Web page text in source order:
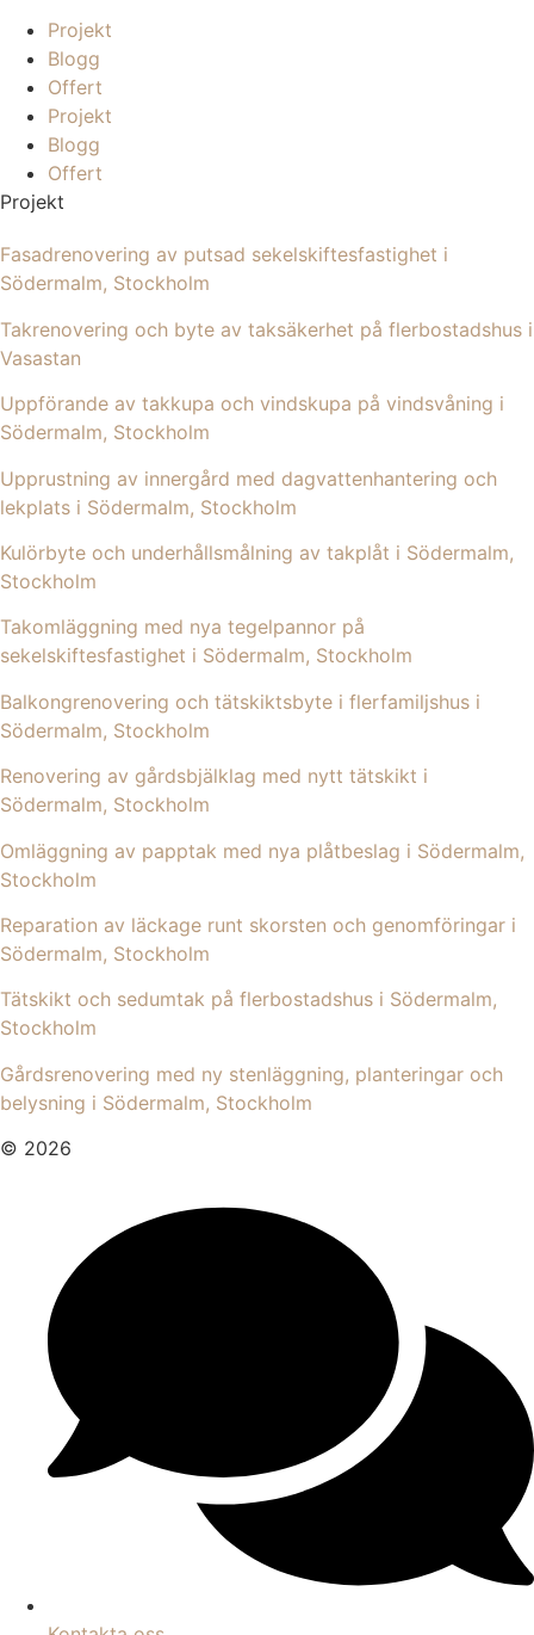
Projekt
Blogg
Offert
Projekt
Blogg
Offert
Projekt
Fasadrenovering av putsad sekelskiftesfastighet i
Södermalm, Stockholm
Takrenovering och byte av taksäkerhet på flerbostadshus i
Vasastan
Uppförande av takkupa och vindskupa på vindsvåning i
Södermalm, Stockholm
Upprustning av innergård med dagvattenhantering och
lekplats i Södermalm, Stockholm
Kulörbyte och underhållsmålning av takplåt i Södermalm,
Stockholm
Takomläggning med nya tegelpannor på
sekelskiftesfastighet i Södermalm, Stockholm
Balkongrenovering och tätskiktsbyte i flerfamiljshus i
Södermalm, Stockholm
Renovering av gårdsbjälklag med nytt tätskikt i
Södermalm, Stockholm
Omläggning av papptak med nya plåtbeslag i Södermalm,
Stockholm
Reparation av läckage runt skorsten och genomföringar i
Södermalm, Stockholm
Tätskikt och sedumtak på flerbostadshus i Södermalm,
Stockholm
Gårdsrenovering med ny stenläggning, planteringar och
belysning i Södermalm, Stockholm
© 2026